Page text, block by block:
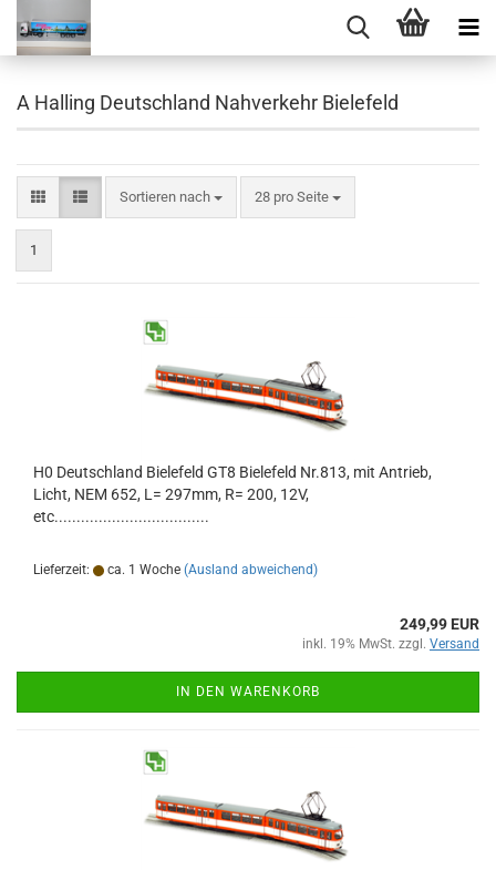
A Halling Deutschland Nahverkehr Bielefeld
Sortieren nach
Sortieren nach 28 pro Seite
pro Seite
1
H0 Deutschland Bielefeld GT8 Bielefeld Nr.813, mit Antrieb,
Licht, NEM 652, L= 297mm, R= 200, 12V,
etc...................................
Lieferzeit: ca. 1 Woche (Ausland abweichend)
249,99 EUR
inkl. 19% MwSt. zzgl. Versand
IN DEN WARENKORB